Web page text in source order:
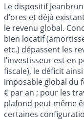
Le dispositif
d’ores et déjà
le revenu global.
bien locatif
etc.) dépassent les
l’investisseur est en
fiscale), le déficit
imposable global du
€ par an ; pour les
plafond peut même
certaines